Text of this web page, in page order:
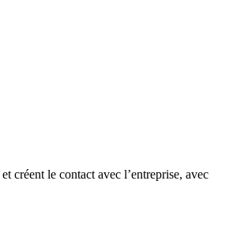
et créent le contact avec l’entreprise, avec